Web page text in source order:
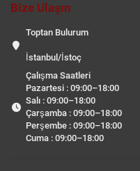
Bize Ulaşın
Toptan Bulurum
İstanbul/İstoç
Çalışma Saatleri
Pazartesi : 09:00–18:00
Salı : 09:00–18:00
Çarşamba : 09:00–18:00
Perşembe : 09:00–18:00
Cuma : 09:00–18:00